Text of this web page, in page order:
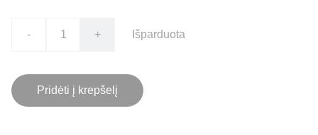
- + Išparduota
Pridėti į krepšelį